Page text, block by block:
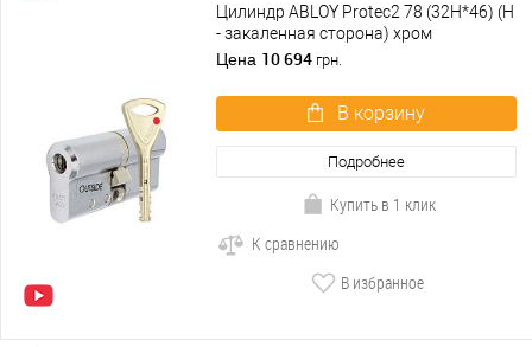
Цилиндр ABLOY Protec2 78 (32H*46) (H
- закаленная сторона) хром
полированный
Цена 10 694 грн.
В корзину
Подробнее
Купить в 1 клик
К сравнению
В избранное